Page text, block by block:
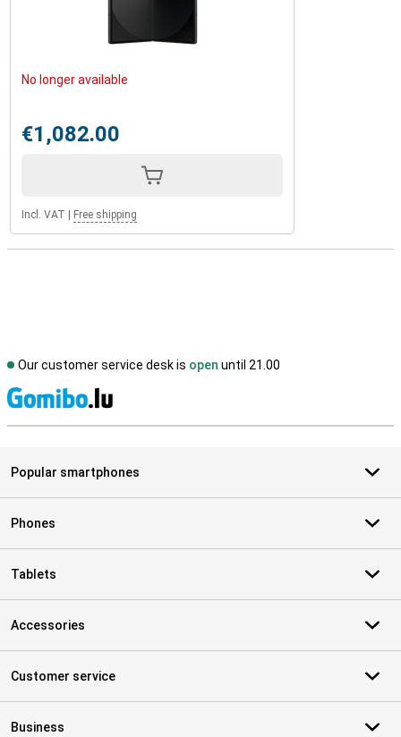
No longer available
€1,082.00
Incl. VAT Free shipping
Our customer service desk is open until 21.00
Popular smartphones
Phones
Tablets
Accessories
Customer service
Business